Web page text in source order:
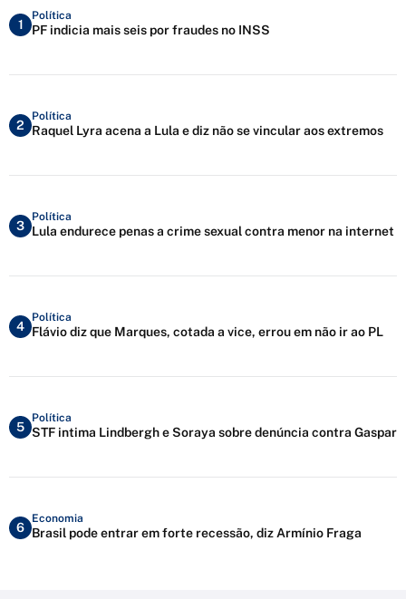
1
Política
PF indicia mais seis por fraudes no INSS
2
Política
Raquel Lyra acena a Lula e diz não se vincular aos extremos
3
Política
Lula endurece penas a crime sexual contra menor na internet
4
Política
Flávio diz que Marques, cotada a vice, errou em não ir ao PL
5
Política
STF intima Lindbergh e Soraya sobre denúncia contra Gaspar
6
Economia
Brasil pode entrar em forte recessão, diz Armínio Fraga